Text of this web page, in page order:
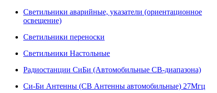
Светильники аварийные, указатели (ориентационное
освещение)
Светильники переноски
Светильники Настольные
Радиостанции СиБи (Автомобильные СВ-диапазона)
Си-Би Антенны (СВ Антенны автомобильные) 27Мгц